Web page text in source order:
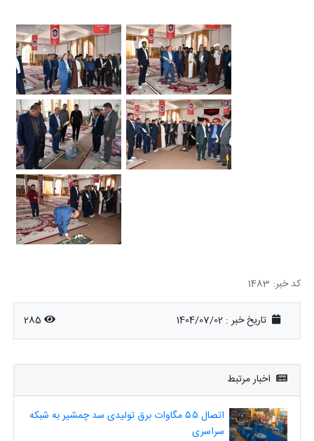
کد خبر: 1483
تاریخ خبر : 1404/07/02 285
اخبار مرتبط
اتصال ۵۵ مگاوات برق تولیدی سد چمشیر به شبکه
سراسری